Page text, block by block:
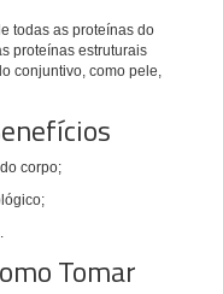
todas as proteínas do
proteínas estruturais
conjuntivo, como pele,
corpo;
Tomar